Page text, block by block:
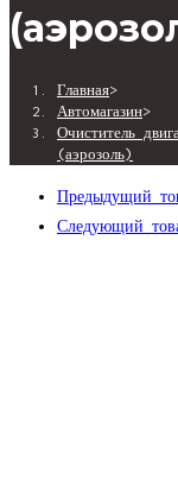
Главная>
Автомагазин>
Очиститель
(аэрозоль)
Предыдущий
Следующий